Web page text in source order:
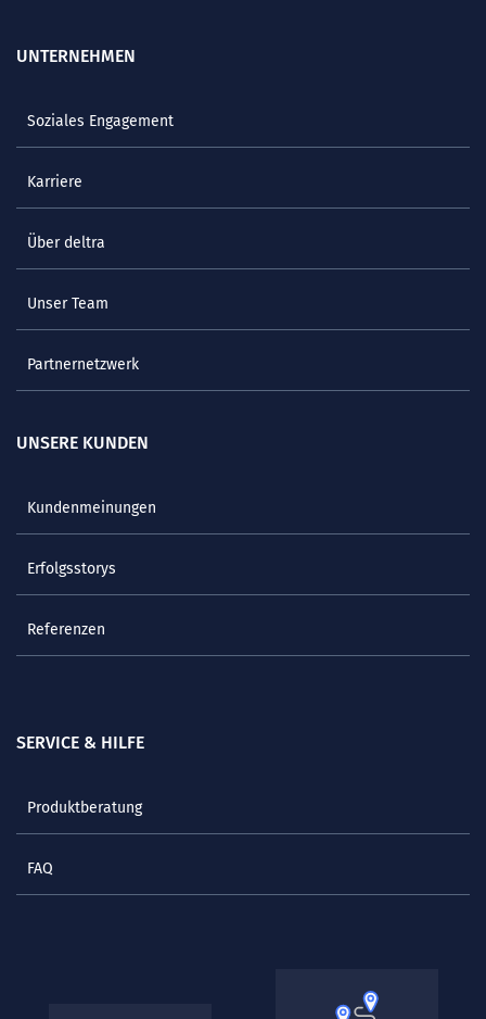
UNTERNEHMEN
Soziales Engagement
Karriere
Über deltra
Unser Team
Partnernetzwerk
UNSERE KUNDEN
Kundenmeinungen
Erfolgsstorys
Referenzen
SERVICE & HILFE
Produktberatung
FAQ